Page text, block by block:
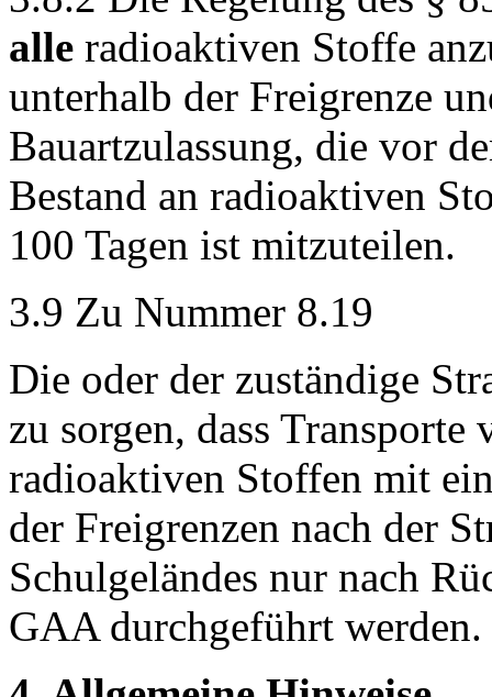
alle radioaktiven Stoffe
unterhalb der Freigrenze
Bauartzulassung, die vor
Bestand an radioaktiven
100 Tagen ist mitzuteilen.
3.9 Zu Nummer 8.19
Die oder der zuständige
zu sorgen, dass
radioaktiven Stoffen mit
der Freigrenzen nach der
Schulgeländes nur nach
GAA durchgeführt werden.